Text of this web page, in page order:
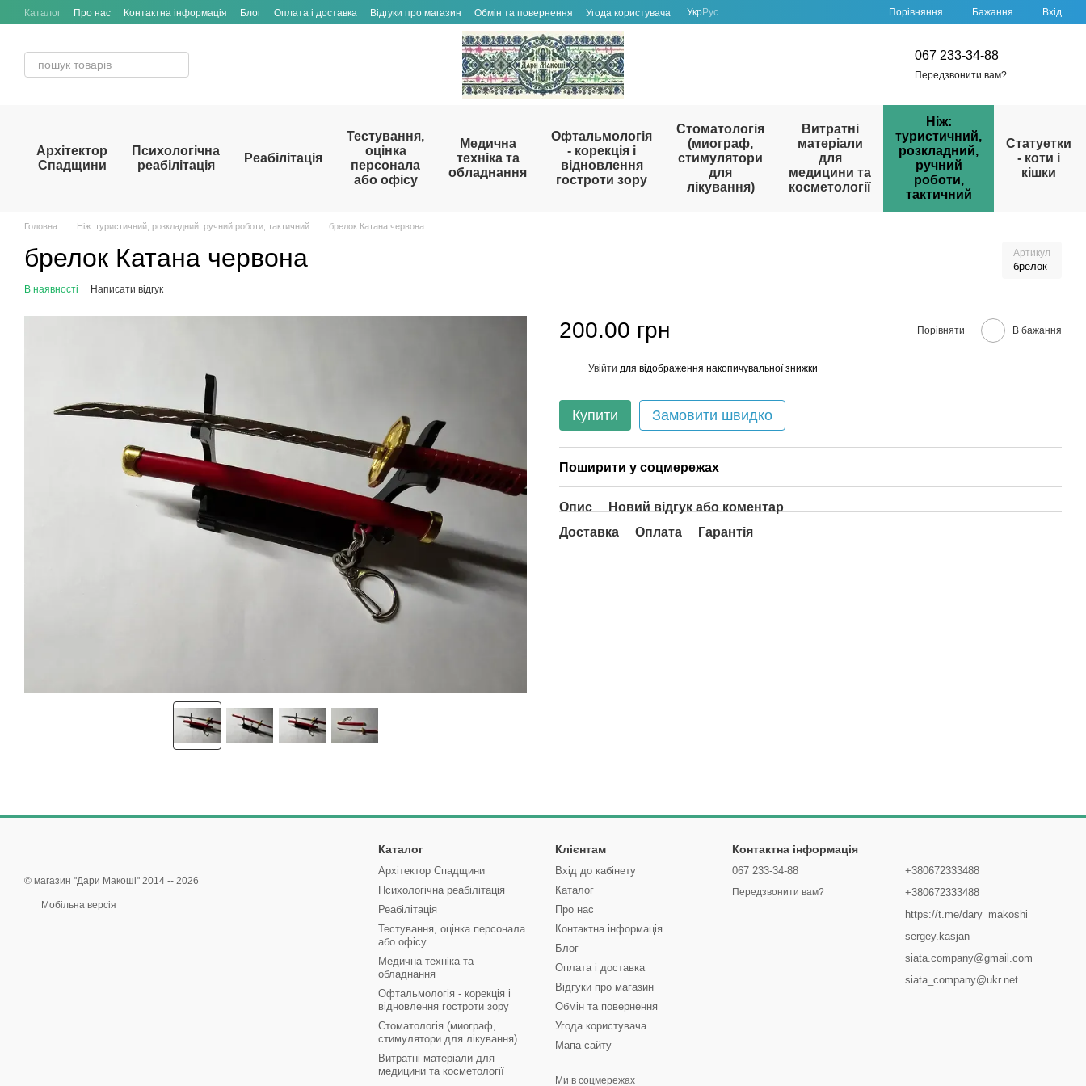
Перейти до основного контенту
Каталог Про нас Контактна інформація Блог Оплата і доставка Відгуки про магазин Обмін та повернення Угода користувача УкрРус Порівняння Бажання Вхід
067 233-34-88
Передзвонити вам?
Архітектор
Спадщини
Психологічна
реабілітація
Реабілітація
Тестування,
оцінка
персонала
або офісу
Медична
техніка та
обладнання
Офтальмологія
- корекція і
відновлення
гостроти зору
Стоматологія
(миограф,
стимулятори
для
лікування)
Витратні
матеріали
для
медицини та
косметології
Ніж:
туристичний,
розкладний,
ручний
роботи,
тактичний
Статуетки
- коти і
кішки
Головна Ніж: туристичний, розкладний, ручний роботи, тактичний брелок Катана червона
брелок Катана червона Артикул
брелок
В наявності Написати відгук
200.00 грн Порівняти В бажання
Увійти для відображення накопичувальної знижки
Купити Замовити швидко
Поширити у соцмережах
Опис
Новий відгук або коментар
Доставка
Оплата Гарантія
© магазин "Дари Макоші" 2014 -- 2026
Мобільна версія
Каталог
Архітектор Спадщини
Психологічна реабілітація
Реабілітація
Тестування, оцінка персонала
або офісу
Медична техніка та
обладнання
Офтальмологія - корекція і
відновлення гостроти зору
Стоматологія (миограф,
стимулятори для лікування)
Витратні матеріали для
медицини та косметології
Клієнтам
Вхід до кабінету
Каталог
Про нас
Контактна інформація
Блог
Оплата і доставка
Відгуки про магазин
Обмін та повернення
Угода користувача
Мапа сайту
Ми в соцмережах
Контактна інформація
067 233-34-88
Передзвонити вам?
+380672333488
+380672333488
https://t.me/dary_makoshi
sergey.kasjan
siata.company@gmail.com
siata_company@ukr.net